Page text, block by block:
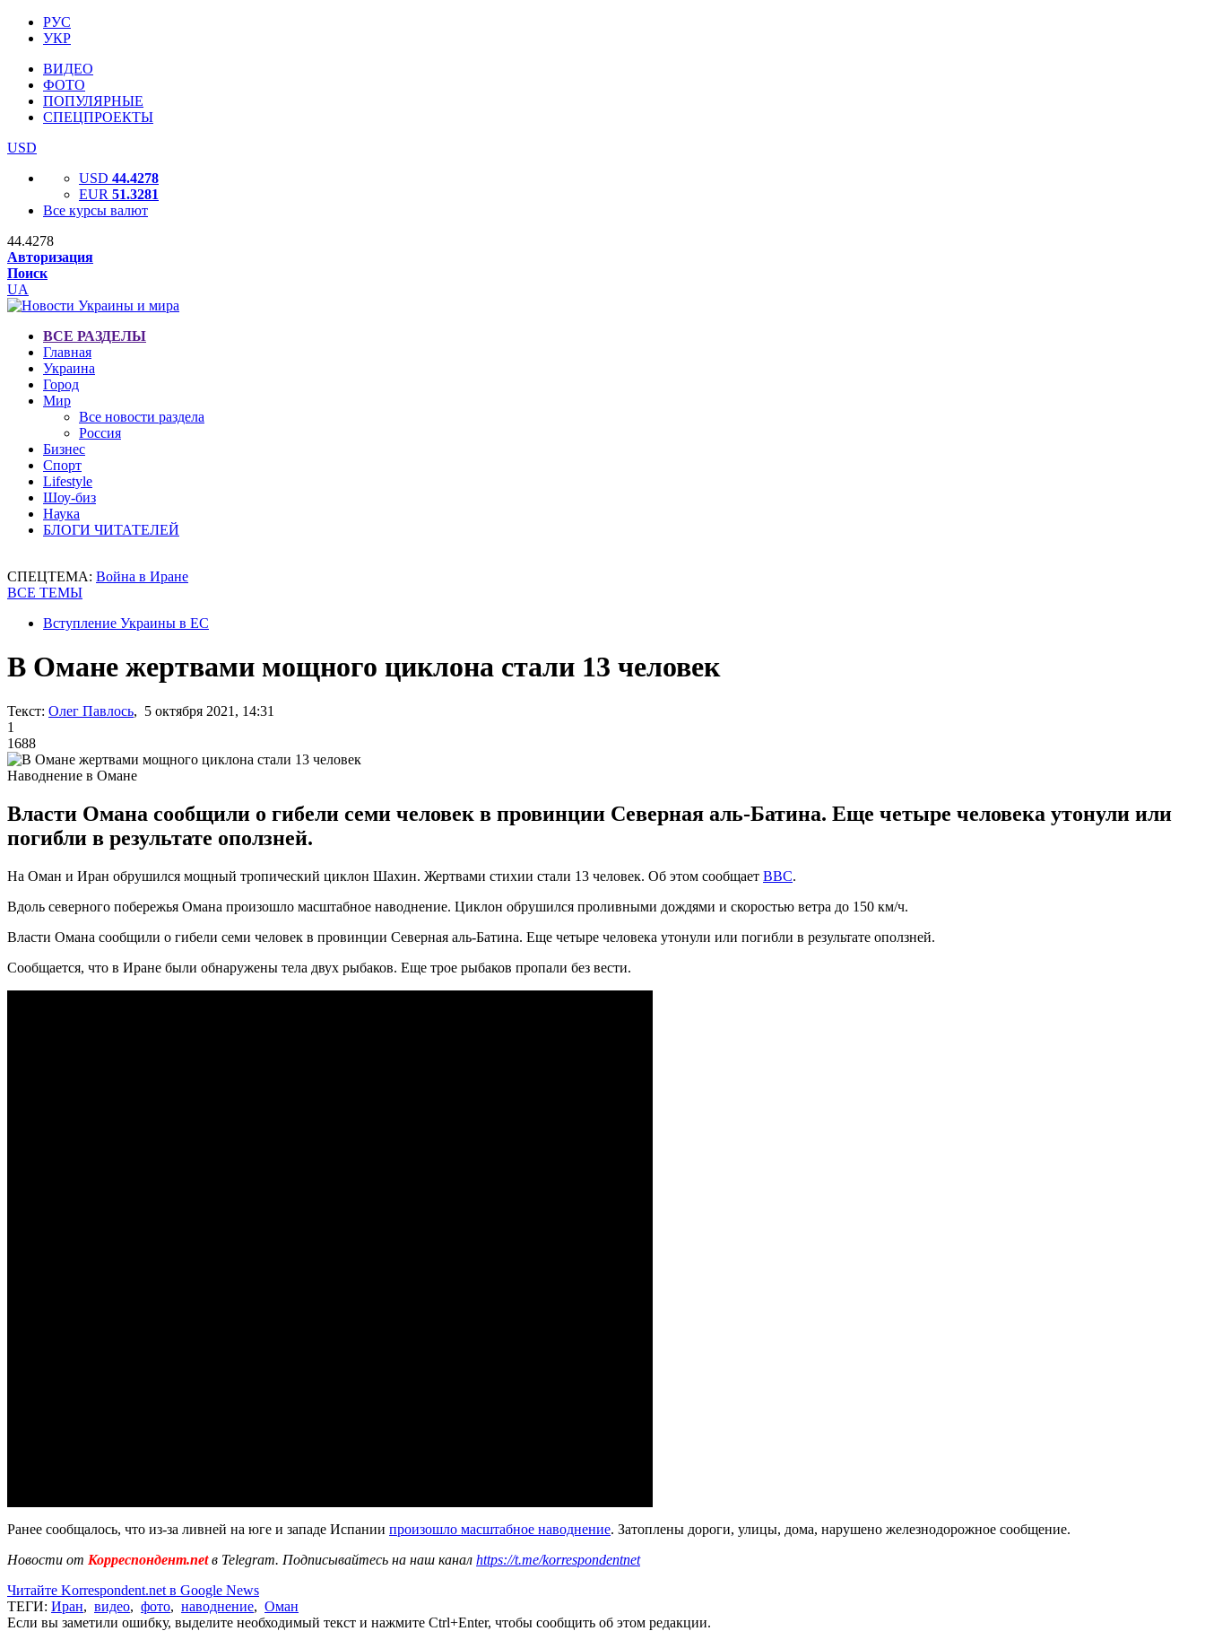
РУС
УКР
ВИДЕО
ФОТО
ПОПУЛЯРНЫЕ
СПЕЦПРОЕКТЫ
USD
USD 44.4278
EUR 51.3281
Все курсы валют
44.4278
Авторизация
Поиск
UA
ВСЕ РАЗДЕЛЫ
Главная
Украина
Город
Мир
Все новости раздела
Россия
Бизнес
Спорт
Lifestyle
Шоу-биз
Наука
БЛОГИ ЧИТАТЕЛЕЙ
СПЕЦТЕМА: Война в Иране
ВСЕ ТЕМЫ
Вступление Украины в ЕС
В Омане жертвами мощного циклона стали 13 человек
Текст: Олег Павлось, 5 октября 2021, 14:31
1
1688
Наводнение в Омане
Власти Омана сообщили о гибели семи человек в провинции Северная аль-Батина. Еще четыре человека утонули или
погибли в результате оползней.
На Оман и Иран обрушился мощный тропический циклон Шахин. Жертвами стихии стали 13 человек. Об этом сообщает BBC.
Вдоль северного побережья Омана произошло масштабное наводнение. Циклон обрушился проливными дождями и скоростью ветра до 150 км/ч.
Власти Омана сообщили о гибели семи человек в провинции Северная аль-Батина. Еще четыре человека утонули или погибли в результате оползней.
Сообщается, что в Иране были обнаружены тела двух рыбаков. Еще трое рыбаков пропали без вести.
Ранее сообщалось, что из-за ливней на юге и западе Испании произошло масштабное наводнение. Затоплены дороги, улицы, дома, нарушено железнодорожное сообщение.
Новости от Корреспондент.netв Telegram. Подписывайтесь на наш канал https://t.me/korrespondentnet
Читайте Korrespondent.net в Google News
ТЕГИ: Иран, видео, фото, наводнение, Оман
Если вы заметили ошибку, выделите необходимый текст и нажмите Ctrl+Enter, чтобы сообщить об этом редакции.